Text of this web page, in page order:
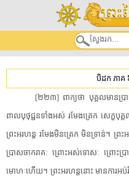
បិដក ភាគ
[២២៣​] ពាក្យ​ថា​ បុគ្គល​មាន​ប្រា
ពាល​បុថុជ្ជន​ទាំងអស់​ រមែង​ត្រេក​ សេក្ខបុ
ព្រះអរហន្ត​ រមែង​មិន​ត្រេក​ មិន​ទ្រាន់។ ព្រ
ប្រាសចាក​រាគៈ​ ព្រោះ​អស់​ទោសៈ​ ព្រោះ​
មោហៈ​ហើយ។ ព្រះអរហន្ត​នោះ មានការ​អប់